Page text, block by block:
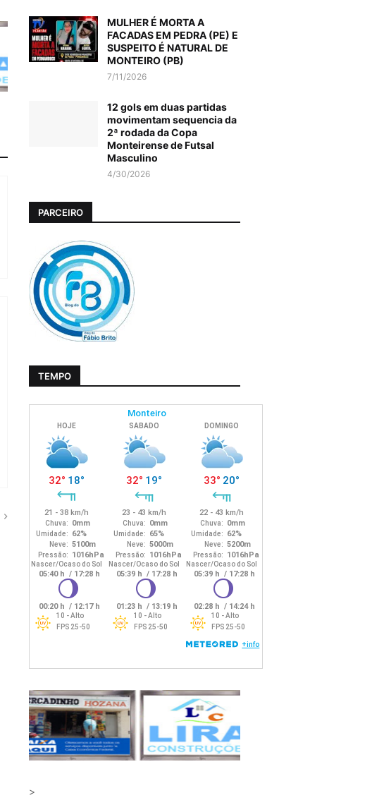
MULHER É MORTA A
FACADAS EM PEDRA (PE) E
SUSPEITO É NATURAL DE
MONTEIRO (PB)
7/11/2026
12 gols em duas partidas
movimentam sequencia da
2ª rodada da Copa
Monteirense de Futsal
Masculino
4/30/2026
PARCEIRO
TEMPO
>